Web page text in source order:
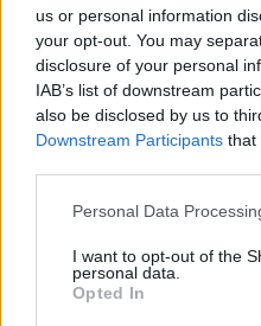
us or personal information
your opt-out. You may
disclosure of your personal
IAB’s list of downstream
also be disclosed by us to
Downstream Participants that
Personal Data
I want to opt-out of the
personal data.
Opted In
Bonus Malus
Quotazioni